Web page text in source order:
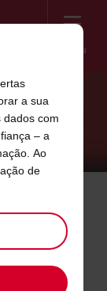
Menu
PARA
Peso da
(ADR – Avis
a sua
com
– a
Ao
de